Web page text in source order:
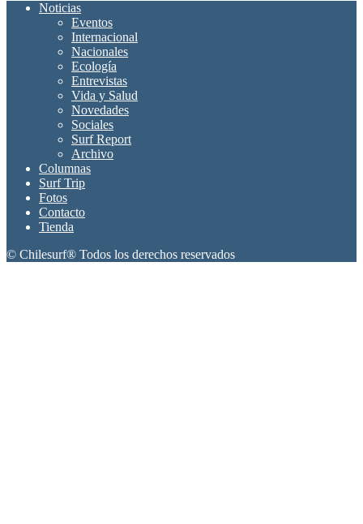
Noticias
Eventos
Internacional
Nacionales
Ecología
Entrevistas
Vida y Salud
Novedades
Sociales
Surf Report
Archivo
Columnas
Surf Trip
Fotos
Contacto
Tienda
© Chilesurf® Todos los derechos reservados